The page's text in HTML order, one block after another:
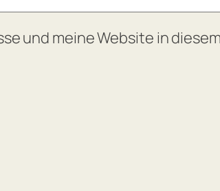
und meine Website in